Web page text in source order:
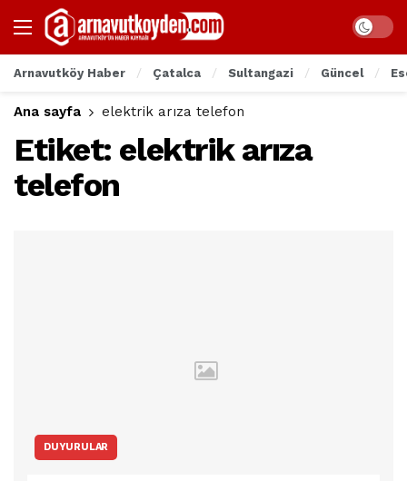
Arnavutköy Haber Çatalca Sultangazi Güncel
Ana sayfa elektrik arıza telefon
Etiket: elektrik arıza
telefon
DUYURULAR